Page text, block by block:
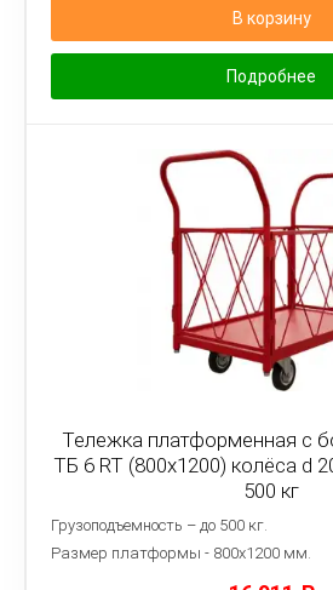
В корзину
Подробнее
Тележка платформенная с
ТБ 6 RT (800x1200) колёса d
500 кг
Грузоподъемность – до 500 кг.
Размер платформы - 800х1200 мм.